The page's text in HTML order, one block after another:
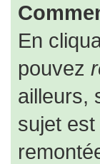
En
pouvez
ailleurs,
sujet